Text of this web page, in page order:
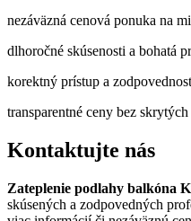
nezáväzná cenová ponuka na
dlhoročné skúsenosti a bohatá
korektný prístup a
transparentné ceny bez
Kontaktujte nás
Zateplenie podlahy balkóna
skúsených a zodpovedných